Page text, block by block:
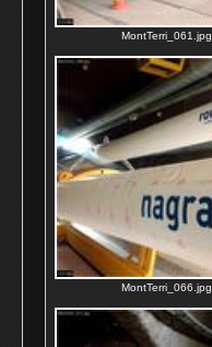
MontTerri_061.jpg
MontTerri_066.jpg